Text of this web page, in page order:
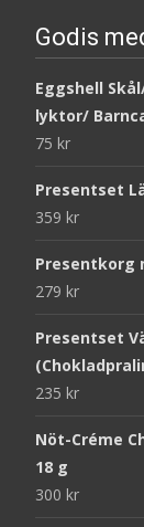
Godis
Eggshell
lyktor/
75 kr
Presentset
359 kr
Presentkorg
279 kr
Presentset
235 kr
Nöt-Créme
18 g
300 kr